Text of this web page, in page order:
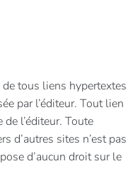
tous liens hypertextes
par l’éditeur. Tout lien
l’éditeur. Toute
d’autres sites n’est pas
d’aucun droit sur le